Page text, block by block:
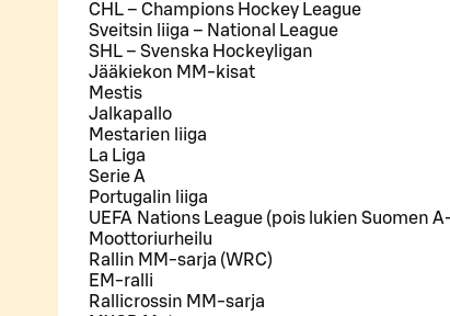
CHL – Champions Hockey League
Sveitsin liiga – National League
SHL – Svenska Hockeyligan
Jääkiekon MM-kisat
Mestis
Jalkapallo
Mestarien liiga
La Liga
Serie A
Portugalin liiga
UEFA Nations League (pois lukien Suomen
Moottoriurheilu
Rallin MM-sarja (WRC)
EM-ralli
Rallicrossin MM-sarja